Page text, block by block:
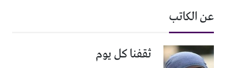
عن الكاتب
ثقفنا كل يوم